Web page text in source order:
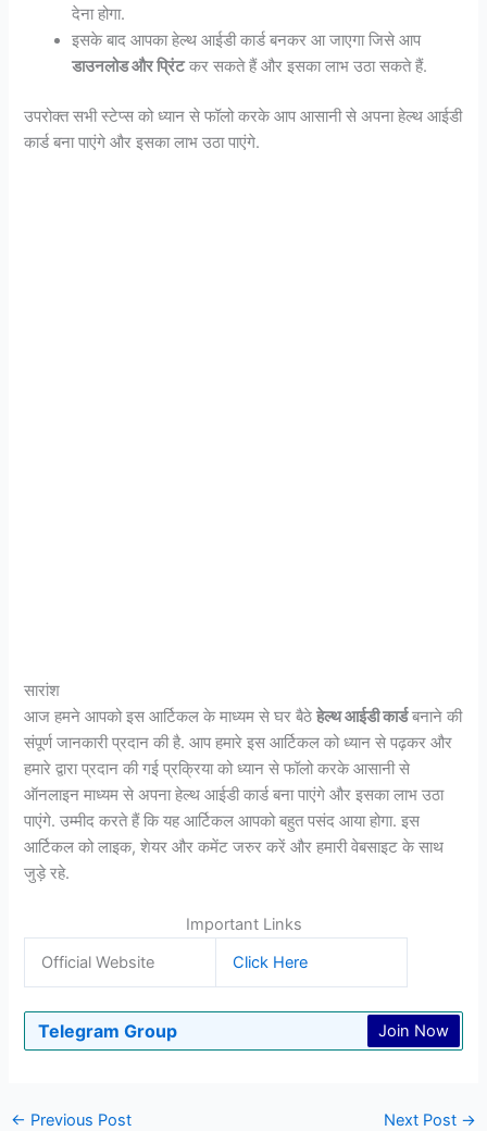
देना होगा.
इसके बाद आपका हेल्थ आईडी कार्ड बनकर आ जाएगा जिसे आप
डाउनलोड और प्रिंटकर सकते हैं और इसका लाभ उठा सकते हैं.
उपरोक्त सभी स्टेप्स को ध्यान से फॉलो करके आप आसानी से अपना हेल्थ आईडी
कार्ड बना पाएंगे और इसका लाभ उठा पाएंगे.
सारांश
आज हमने आपको इस आर्टिकल के माध्यम से घर बैठेहेल्थ आईडी कार्डबनाने की
संपूर्ण जानकारी प्रदान की है. आप हमारे इस आर्टिकल को ध्यान से पढ़कर और
हमारे द्वारा प्रदान की गई प्रक्रिया को ध्यान से फॉलो करके आसानी से
ऑनलाइन माध्यम से अपना हेल्थ आईडी कार्ड बना पाएंगे और इसका लाभ उठा
पाएंगे. उम्मीद करते हैं कि यह आर्टिकल आपको बहुत पसंद आया होगा. इस
आर्टिकल को लाइक, शेयर और कमेंट जरुर करें और हमारी वेबसाइट के साथ
जुड़े रहे.
Important Links
Official Website
Click Here
Telegram Group Join Now
← Previous Post Next Post →